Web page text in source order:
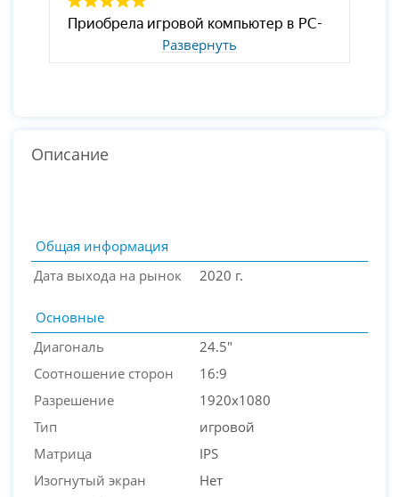
Развернуть
Описание
Общая информация
Дата выхода на рынок
2020 г.
Основные
Диагональ
24.5"
Соотношение сторон
16:9
Разрешение
1920x1080
Тип
игровой
Матрица
IPS
Изогнутый экран
Нет